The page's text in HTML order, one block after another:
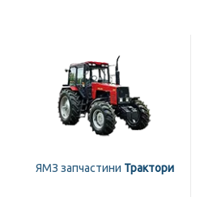
ЯМЗ запчастини Трактори